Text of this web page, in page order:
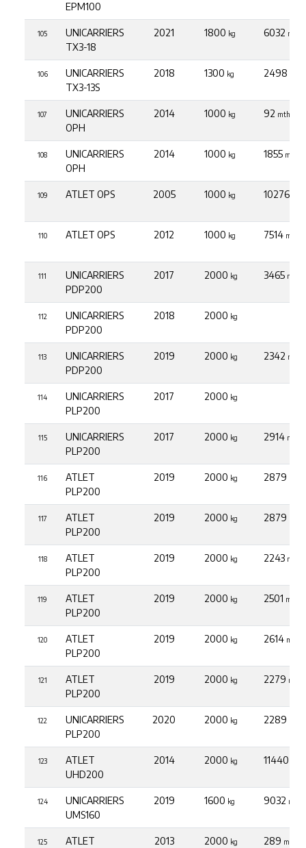
EPM100
105
UNICARRIERS
TX3-18
2021 1800 kg 6032 mth
106
UNICARRIERS
TX3-13S
2018 1300 kg 2498
107
UNICARRIERS
OPH
2014 1000 kg 92 mth
108
UNICARRIERS
OPH
2014 1000 kg 1855 mth
109 ATLET OPS 2005 1000 kg 10276
110 ATLET OPS 2012 1000 kg 7514 mth
111
UNICARRIERS
PDP200
2017 2000 kg 3465 mth
112
UNICARRIERS
PDP200
2018 2000 kg
113
UNICARRIERS
PDP200
2019 2000 kg 2342 mth
114
UNICARRIERS
PLP200
2017 2000 kg
115
UNICARRIERS
PLP200
2017 2000 kg 2914 mth
116
ATLET
PLP200
2019 2000 kg 2879
117
ATLET
PLP200
2019 2000 kg 2879
118
ATLET
PLP200
2019 2000 kg 2243 mth
119
ATLET
PLP200
2019 2000 kg 2501 mth
120
ATLET
PLP200
2019 2000 kg 2614 mth
121
ATLET
PLP200
2019 2000 kg 2279 mth
122
UNICARRIERS
PLP200
2020 2000 kg 2289
123
ATLET
UHD200
2014 2000 kg 11440
124
UNICARRIERS
UMS160
2019 1600 kg 9032 mth
125
ATLET
2013 2000 kg 289 mth